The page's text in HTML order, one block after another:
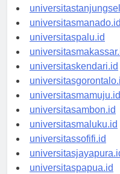
universitasmanado.id
universitaspalu.id
universitaskendari.id
universitasmamuju.id
universitasambon.id
universitasmaluku.id
universitassofifi.id
universitaspapua.id